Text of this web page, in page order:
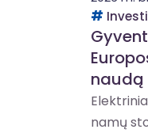
naudą
namų